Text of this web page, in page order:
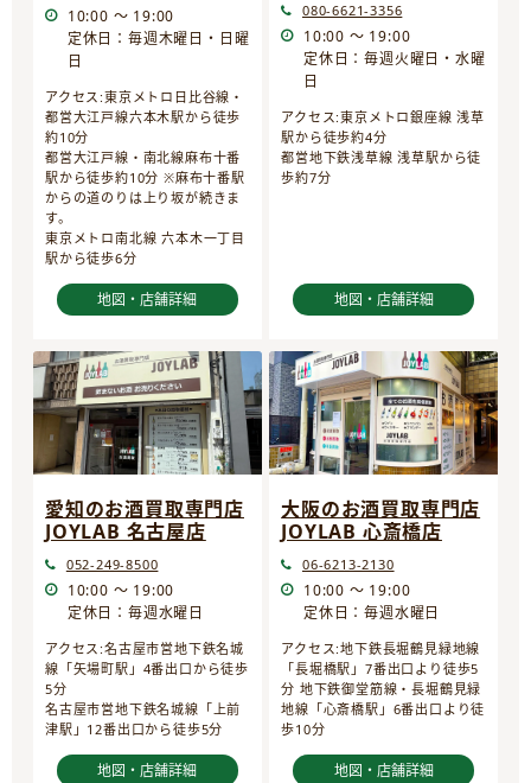
10:00 ～ 19:00
定休日：毎週木曜日・日曜
日
アクセス:東京メトロ日比谷線・
都営大江戸線六本木駅から徒歩
約10分
都営大江戸線・南北線麻布十番
駅から徒歩約10分 ※麻布十番駅
からの道のりは上り坂が続きま
す。
東京メトロ南北線 六本木一丁目
駅から徒歩6分
地図・店舗詳細
080-6621-3356
10:00 ～ 19:00
定休日：毎週火曜日・水曜
日
アクセス:東京メトロ銀座線 浅草
駅から徒歩約4分
都営地下鉄浅草線 浅草駅から徒
歩約7分
地図・店舗詳細
愛知のお酒買取専門店
JOYLAB 名古屋店
052-249-8500
10:00 ～ 19:00
定休日：毎週水曜日
アクセス:名古屋市営地下鉄名城
線「矢場町駅」4番出口から徒歩
5分
名古屋市営地下鉄名城線「上前
津駅」12番出口から徒歩5分
地図・店舗詳細
大阪のお酒買取専門店
JOYLAB 心斎橋店
06-6213-2130
10:00 ～ 19:00
定休日：毎週水曜日
アクセス:地下鉄長堀鶴見緑地線
「長堀橋駅」7番出口より徒歩5
分 地下鉄御堂筋線・長堀鶴見緑
地線「心斎橋駅」6番出口より徒
歩10分
地図・店舗詳細